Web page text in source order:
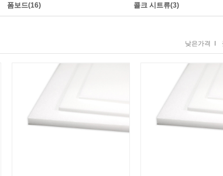
폼보드(16) 콜크 시트류(3)
낮은가격 I